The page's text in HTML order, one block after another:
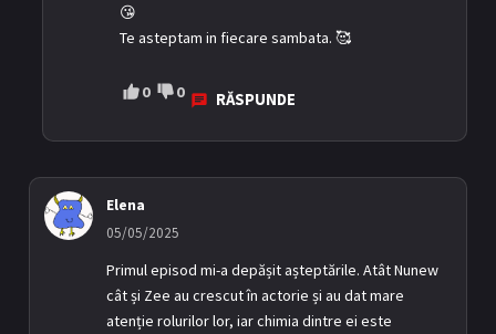
😘
Te asteptam in fiecare sambata. 🥰
0 0 RĂSPUNDE
Elena
05/05/2025
Primul episod mi-a depășit așteptările. Atât Nunew
cât și Zee au crescut în actorie și au dat mare
atenție rolurilor lor, iar chimia dintre ei este